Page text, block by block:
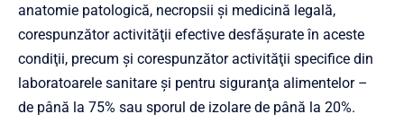
anatomie patologică, necropsii şi medicină legală,
corespunzător activităţii efective desfăşurate în aceste
condiţii, precum şi corespunzător activităţii specifice din
laboratoarele sanitare şi pentru siguranţa alimentelor –
de până la 75% sau sporul de izolare de până la 20%.